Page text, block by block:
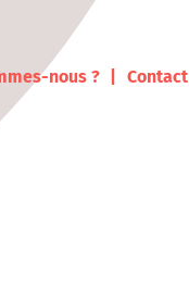
nous ? Contact